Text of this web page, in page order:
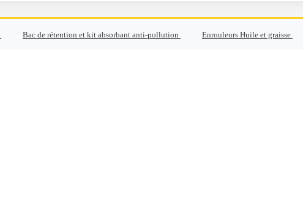
Bac de rétention et kit absorbant anti-pollution Enrouleurs Huile et graisse